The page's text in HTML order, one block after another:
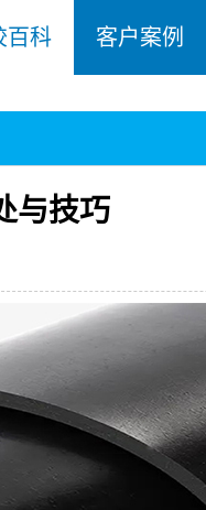
百科 客户案例
与技巧